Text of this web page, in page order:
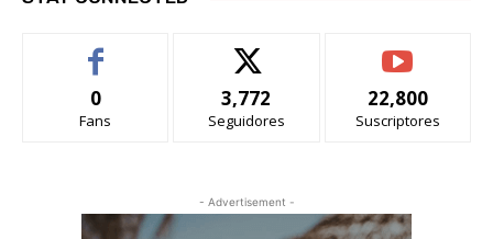
0
Fans
3,772
Seguidores
22,800
Suscriptores
- Advertisement -